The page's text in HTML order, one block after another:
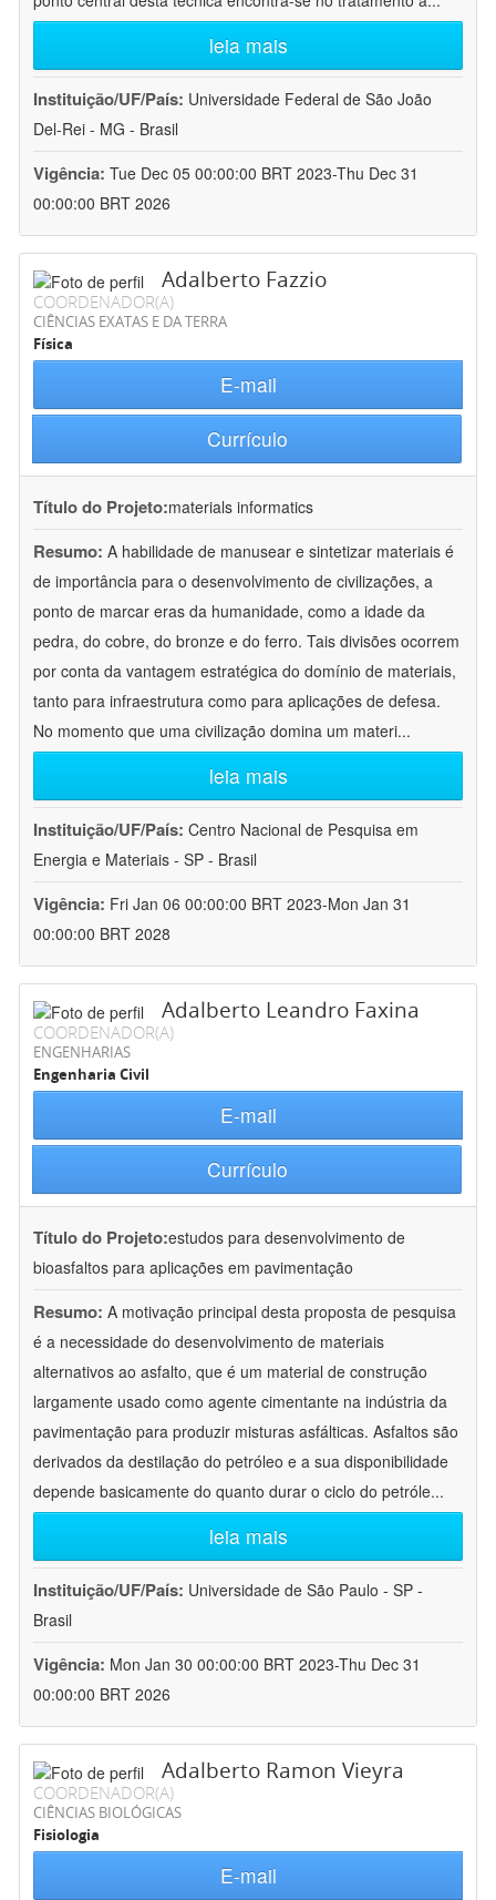
leia mais
Instituição/UF/País: Universidade Federal de São João
Del-Rei - MG - Brasil
Vigência: Tue Dec 05 00:00:00 BRT 2023-Thu Dec 31
00:00:00 BRT 2026
Adalberto Fazzio
COORDENADOR(A)
CIÊNCIAS EXATAS E DA TERRA
Física
E-mail
Currículo
Título do Projeto:materials informatics
Resumo: A habilidade de manusear e sintetizar materiais é
de importância para o desenvolvimento de civilizações, a
ponto de marcar eras da humanidade, como a idade da
pedra, do cobre, do bronze e do ferro. Tais divisões ocorrem
por conta da vantagem estratégica do domínio de materiais,
tanto para infraestrutura como para aplicações de defesa.
No momento que uma civilização domina um materi...
leia mais
Instituição/UF/País: Centro Nacional de Pesquisa em
Energia e Materiais - SP - Brasil
Vigência: Fri Jan 06 00:00:00 BRT 2023-Mon Jan 31
00:00:00 BRT 2028
Adalberto Leandro Faxina
COORDENADOR(A)
ENGENHARIAS
Engenharia Civil
E-mail
Currículo
Título do Projeto:estudos para desenvolvimento de
bioasfaltos para aplicações em pavimentação
Resumo: A motivação principal desta proposta de pesquisa
é a necessidade do desenvolvimento de materiais
alternativos ao asfalto, que é um material de construção
largamente usado como agente cimentante na indústria da
pavimentação para produzir misturas asfálticas. Asfaltos são
derivados da destilação do petróleo e a sua disponibilidade
depende basicamente do quanto durar o ciclo do petróle...
leia mais
Instituição/UF/País: Universidade de São Paulo - SP -
Brasil
Vigência: Mon Jan 30 00:00:00 BRT 2023-Thu Dec 31
00:00:00 BRT 2026
Adalberto Ramon Vieyra
COORDENADOR(A)
CIÊNCIAS BIOLÓGICAS
Fisiologia
E-mail